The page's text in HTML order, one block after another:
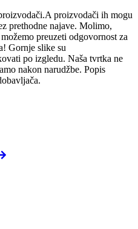
proizvodači ih mogu
prethodne najave. Molimo,
preuzeti odgovornost za
Gornje slike su
po izgledu. Naša tvrtka ne
nakon narudžbe. Popis